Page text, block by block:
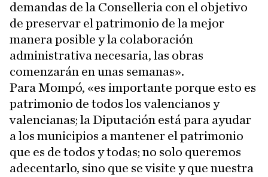
demandas de la Conselleria con el objetivo
de preservar el patrimonio de la mejor
manera posible y la colaboración
administrativa necesaria, las obras
comenzarán en unas semanas».
Para Mompó, «es importante porque esto es
patrimonio de todos los valencianos y
valencianas; la Diputación está para ayudar
a los municipios a mantener el patrimonio
que es de todos y todas; no solo queremos
adecentarlo, sino que se visite y que nuestra